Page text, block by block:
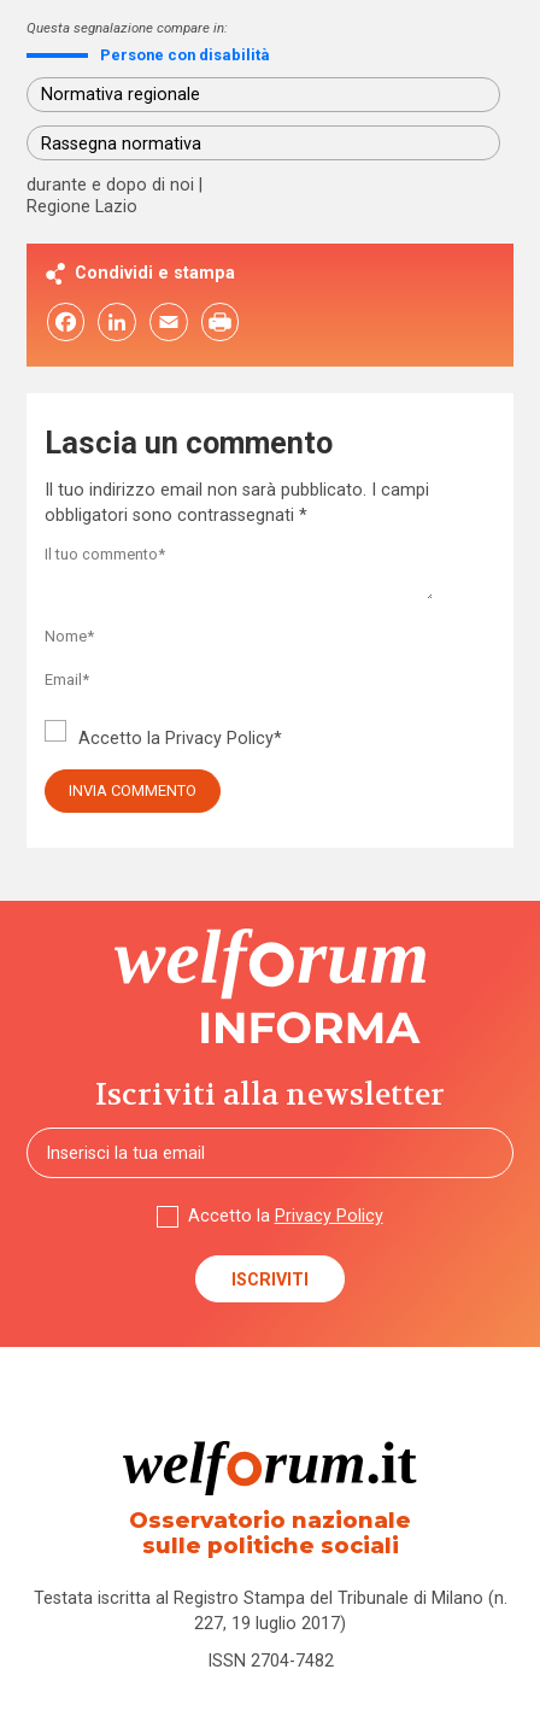
Questa segnalazione compare in:
Persone con disabilità
Normativa regionale
Rassegna normativa
durante e dopo di noi
Regione Lazio
Condividi e stampa
FacebookLinkedIn Email
Lascia un commento
Il tuo indirizzo email non sarà pubblicato.
I campi
obbligatori sono contrassegnati *
Accetto la Privacy Policy*
Iscriviti alla newsletter
Accetto la Privacy Policy
Osservatorio nazionale
sulle politiche sociali
Testata iscritta al Registro Stampa del Tribunale di Milano (n.
227, 19 luglio 2017)
ISSN 2704-7482